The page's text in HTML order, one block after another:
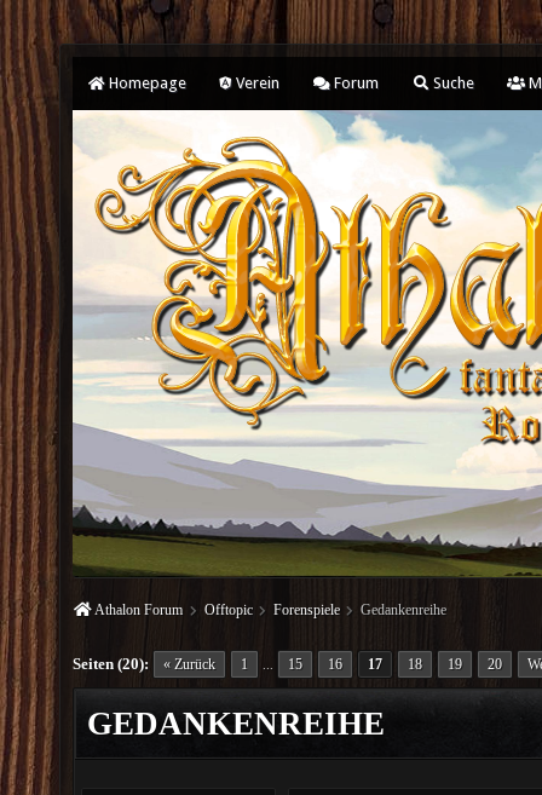
Homepage Verein Forum Suche
Athalon Forum Offtopic Forenspiele Gedankenreihe
Seiten (20): « Zurück 1 15 16 17 18 19 20
GEDANKENREIHE